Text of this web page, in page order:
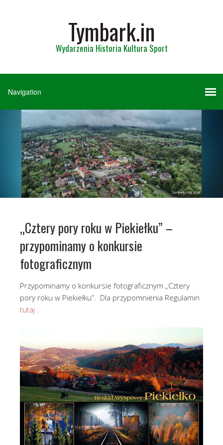
Tymbark.in
Wydarzenia Historia Kultura Sport
„Cztery pory roku w Piekiełku” –
przypominamy o konkursie
fotograficznym
Przypominamy o konkursie fotograficznym „Cztery
pory roku w Piekiełku”. Dla przypomnienia Regulamin
tutaj .